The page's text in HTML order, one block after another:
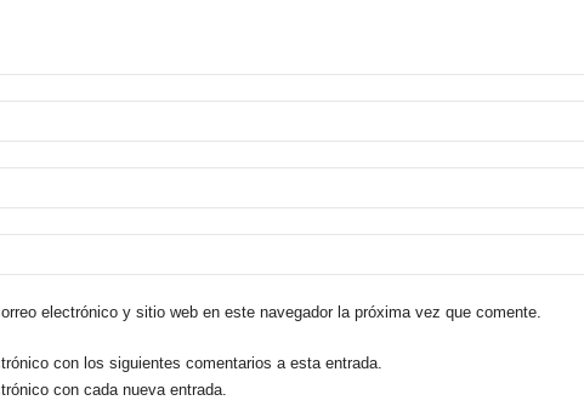
electrónico y sitio web en este navegador la próxima vez que comente.
con los siguientes comentarios a esta entrada.
con cada nueva entrada.